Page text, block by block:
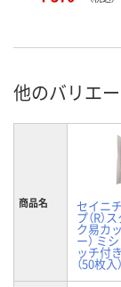
他のバリエ
商品名 セイニ
プ（R）
ク易カ
ー） ミ
ッチ付
（50枚入）